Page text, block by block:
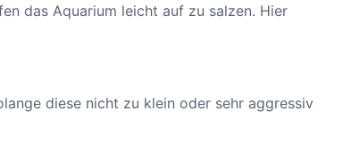
das Aquarium leicht auf zu salzen. Hier
diese nicht zu klein oder sehr aggressiv